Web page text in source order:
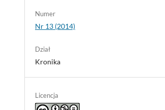
Numer
Nr 13 (2014)
Dział
Kronika
Licencja